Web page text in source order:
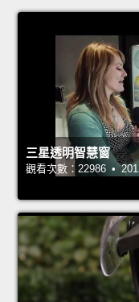
三星透明智慧窗
觀看次數：22986 •